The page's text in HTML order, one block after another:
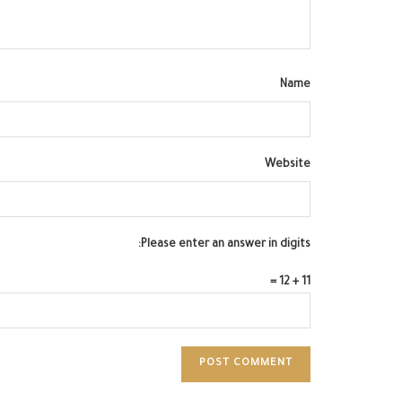
Name
Website
Please enter an answer in digits:
11 + 12 =